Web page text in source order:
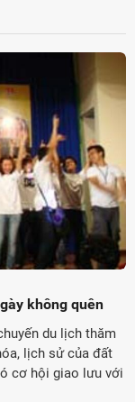
không quên
du lịch thăm
lịch sử của đất
cơ hội giao lưu với